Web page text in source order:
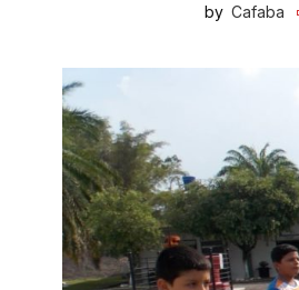
by Cafaba